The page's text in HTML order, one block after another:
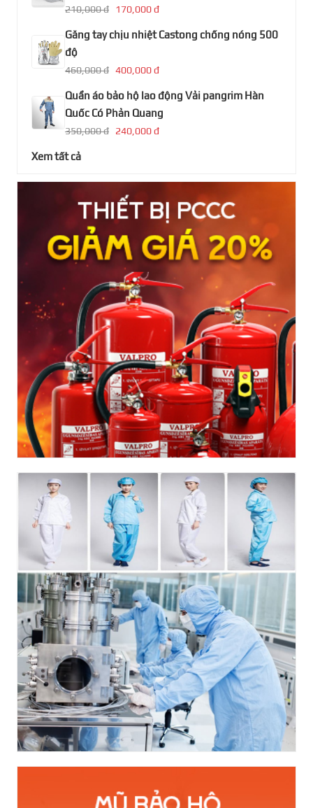
210,000 đ 170,000 đ
Găng tay chịu nhiệt Castong chống nóng 500
độ
460,000 đ 400,000 đ
Quần áo bảo hộ lao động Vải pangrim Hàn
Quốc Có Phản Quang
350,000 đ 240,000 đ
Xem tất cả